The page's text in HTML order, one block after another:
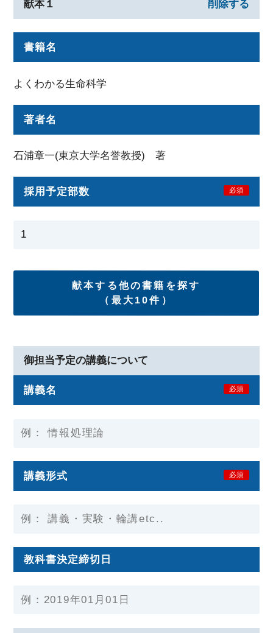
献本１ 削除する
書籍名
よくわかる生命科学
著者名
石浦章一(東京大学名誉教授) 著
採用予定部数 必須
献本する他の書籍を探す
（最大10件）
御担当予定の講義について
講義名 必須
講義形式 必須
教科書決定締切日